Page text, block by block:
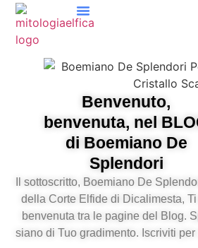
Benvenuto,
benvenuta, nel
di Boemiano De
Splendori
Il sottoscritto, Boemiano De
della Corte Elfide di Dicalimesta,
benvenuta tra le pagine del Blog.
siano di Tuo gradimento. Iscriviti